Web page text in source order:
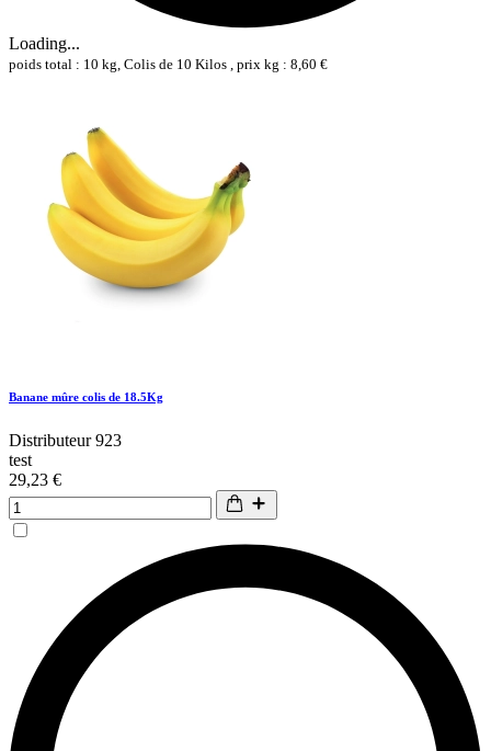
Loading...
poids total : 10 kg, Colis de 10 Kilos , prix kg : 8,60 €
Banane mûre colis de 18.5Kg
Distributeur 923
test
29,23 €